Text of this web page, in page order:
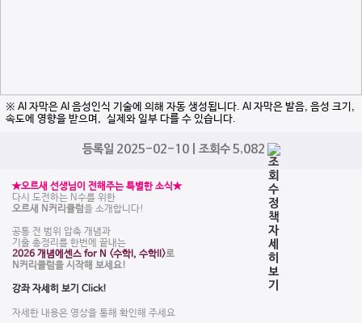
※ AI 자막은 AI 음성인식 기술에 의해 자동 생성됩니다. AI 자막은 발음, 음성 크기,
속도에 영향을 받으며, 실제와 일부 다를 수 있습니다.
등록일 2025-02-10 | 조회수 5,082
★오르새 선생님이 전해주는 특별한 소식★
다시 도전하는 N수를 위한
오르새 N커리큘럼을 소개합니다!
공통 전 범위 압축 개념과
기출 총정리를 한번에 끝내는
2026 개념에센스 for N <수학l, 수학ll>로
N커리큘럼을 시작해 보세요!
강좌 자세히 보기 Click!
자세한 내용은 영상을 통해 확인해 주세요